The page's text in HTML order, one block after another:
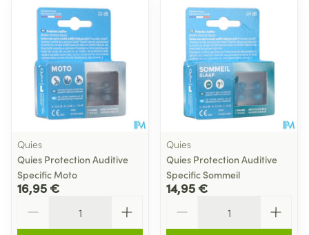
Quies
Quies Protection Auditive
Specific Moto
16,95 €
Quies
Quies Protection Auditive
Specific Sommeil
14,95 €